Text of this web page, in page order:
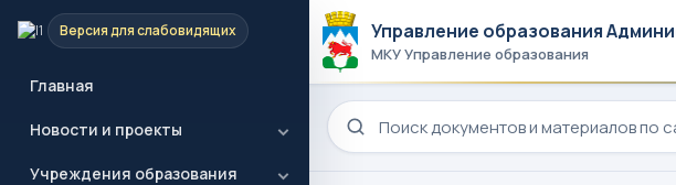
Версия для слабовидящих
Главная
Новости и проекты
Учреждения образования
Управление образования
МКУ Управление образования
Поиск по сайту